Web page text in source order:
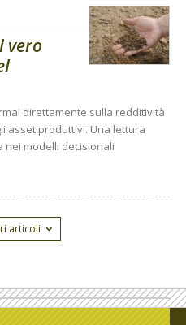
vero
direttamente sulla redditività
asset produttivi. Una lettura
nei modelli decisionali
articoli